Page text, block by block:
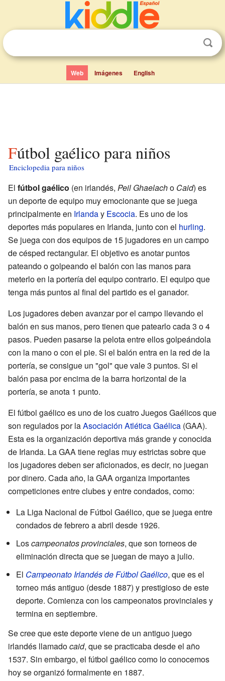
Web Imágenes English
Fútbol gaélico para niños
Enciclopedia para niños
El fútbol gaélico (en irlandés, Peil Ghaelacho Caid) es
un deporte de equipo muy emocionante que se juega
principalmente en Irlanday Escocia. Es uno de los
deportes más populares en Irlanda, junto con el hurling.
Se juega con dos equipos de 15 jugadores en un campo
de césped rectangular. El objetivo es anotar puntos
pateando o golpeando el balón con las manos para
meterlo en la portería del equipo contrario. El equipo que
tenga más puntos al final del partido es el ganador.
Los jugadores deben avanzar por el campo llevando el
balón en sus manos, pero tienen que patearlo cada 3 o 4
pasos. Pueden pasarse la pelota entre ellos golpeándola
con la mano o con el pie. Si el balón entra en la red de la
portería, se consigue un "gol" que vale 3 puntos. Si el
balón pasa por encima de la barra horizontal de la
portería, se anota 1 punto.
El fútbol gaélico es uno de los cuatro Juegos Gaélicos que
son regulados por laAsociación Atlética Gaélica (GAA).
Esta es la organización deportiva más grande y conocida
de Irlanda. La GAA tiene reglas muy estrictas sobre que
los jugadores deben ser aficionados, es decir, no juegan
por dinero. Cada año, la GAA organiza importantes
competiciones entre clubes y entre condados, como:
La Liga Nacional de Fútbol Gaélico, que se juega entre
condados de febrero a abril desde 1926.
Loscampeonatos provinciales, que son torneos de
eliminación directa que se juegan de mayo a julio.
El Campeonato Irlandés de Fútbol Gaélico, que es el
torneo más antiguo (desde 1887) y prestigioso de este
deporte. Comienza con los campeonatos provinciales y
termina en septiembre.
Se cree que este deporte viene de un antiguo juego
irlandés llamadocaid, que se practicaba desde el año
1537. Sin embargo, el fútbol gaélico como lo conocemos
hoy se organizó formalmente en 1887.